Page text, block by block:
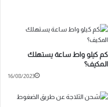
كم كيلو واط ساعة يستهلك
المكيف؟
16/08/2023